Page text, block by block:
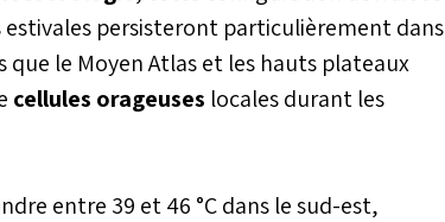
persisteront particulièrement dans
le Moyen Atlas et les hauts plateaux
cellules orageuses locales durant les
entre 39 et 46 °C dans le sud-est,